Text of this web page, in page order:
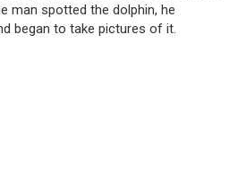
man spotted the dolphin, he
began to take pictures of it.